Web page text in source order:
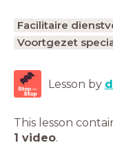
Facilitaire
Voortgezet
Lesson by
This lesson
1 video.